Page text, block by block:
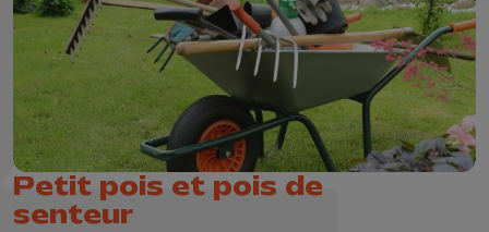
Petit pois et pois de
senteur